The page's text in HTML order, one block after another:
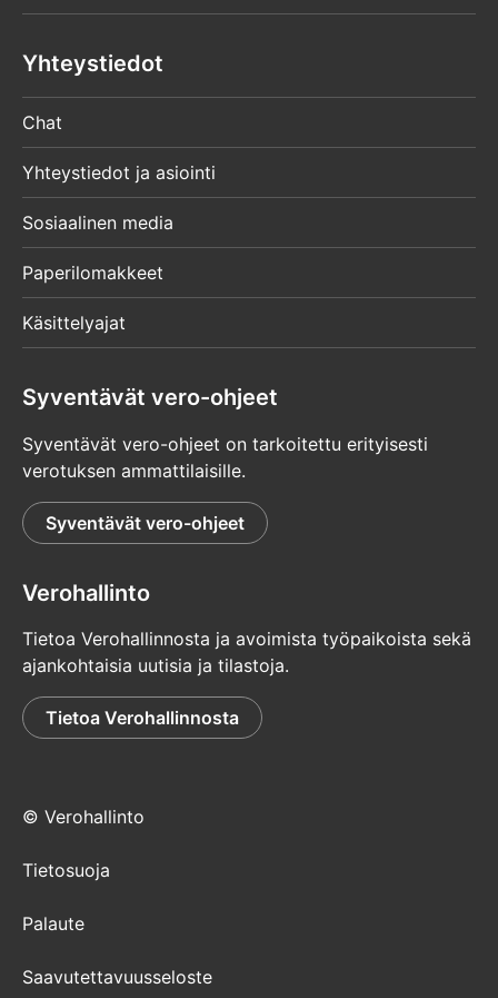
Yhteystiedot
Chat
Yhteystiedot ja asiointi
Sosiaalinen media
Paperilomakkeet
Käsittelyajat
Syventävät vero-ohjeet
Syventävät vero-ohjeet on tarkoitettu erityisesti
verotuksen ammattilaisille.
Syventävät vero-ohjeet
Verohallinto
Tietoa Verohallinnosta ja avoimista työpaikoista sekä
ajankohtaisia uutisia ja tilastoja.
Tietoa Verohallinnosta
© Verohallinto
Tietosuoja
Palaute
Saavutettavuusseloste